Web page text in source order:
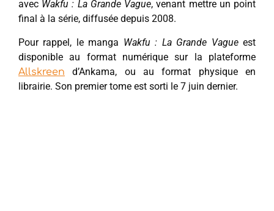
avec Wakfu : La Grande Vague, venant mettre un point
final à la série, diffusée depuis 2008.
Pour rappel, le manga Wakfu : La Grande Vagueest
disponible au format numérique sur la plateforme
Allskreen d’Ankama, ou au format physique en
librairie. Son premier tome est sorti le 7 juin dernier.